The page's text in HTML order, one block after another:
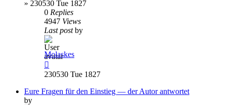
» 230530 Tue 1827
0 Replies
4947 Views
Last postby
Molaskes
230530 Tue 1827
Eure Fragen für den Einstieg — der Autor antwortet
by